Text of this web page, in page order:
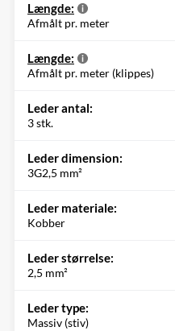
Længde:
Afmålt pr. meter
Længde:
Afmålt pr. meter (klippes)
Leder antal:
3 stk.
Leder dimension:
3G2,5 mm²
Leder materiale:
Kobber
Leder størrelse:
2,5 mm²
Leder type:
Massiv (stiv)